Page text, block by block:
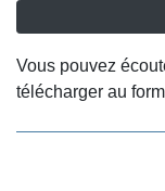
Vous pouvez
télécharger au